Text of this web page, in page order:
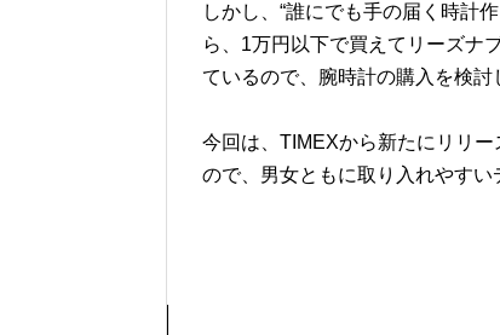
しかし、“誰にでも手の届く時計作
ら、1万円以下で買えてリーズナ
ているので、腕時計の購入を検討
今回は、TIMEXから新たにリリ
ので、男女ともに取り入れやすい